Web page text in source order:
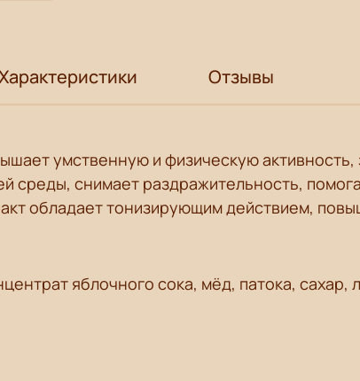
Отзывы
умственную и физическую
среды, снимает раздражительность,
обладает тонизирующим действием,
яблочного сока, мёд, патока, сахар,